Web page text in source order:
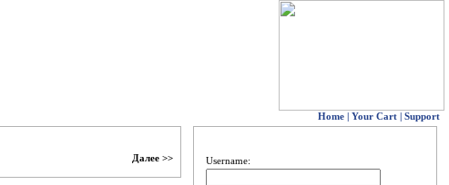
Home | Your Cart | Support
Далее >>
Username: